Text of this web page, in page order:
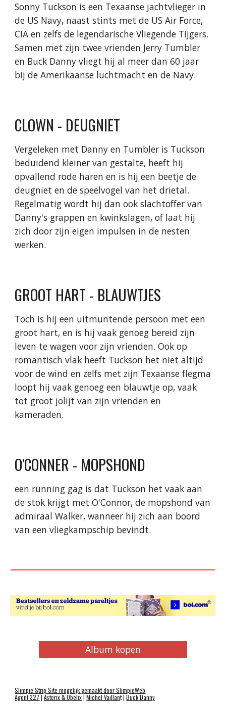
Sonny Tuckson is een Texaanse jachtvlieger in
de US Navy, naast stints met de US Air Force,
CIA en zelfs de legendarische Vliegende Tijgers.
Samen met zijn twee vrienden Jerry Tumbler
en Buck Danny vliegt hij al meer dan 60 jaar
bij de Amerikaanse luchtmacht en de Navy.
CLOWN - DEUGNIET
Vergeleken met Danny en Tumbler is Tuckson
beduidend kleiner van gestalte, heeft hij
opvallend rode haren en is hij een beetje de
deugniet en de speelvogel van het drietal.
Regelmatig wordt hij dan ook slachtoffer van
Danny's grappen en kwinkslagen, of laat hij
zich door zijn eigen impulsen in de nesten
werken.
GROOT HART - BLAUWTJES
Toch is hij een uitmuntende persoon met een
groot hart, en is hij vaak genoeg bereid zijn
leven te wagen voor zijn vrienden. Ook op
romantisch vlak heeft Tuckson het niet altijd
voor de wind en zelfs met zijn Texaanse flegma
loopt hij vaak genoeg een blauwtje op, vaak
tot groot jolijt van zijn vrienden en
kameraden.
O'CONNER - MOPSHOND
een running gag is dat Tuckson het vaak aan
de stok krijgt met O'Connor, de mopshond van
admiraal Walker, wanneer hij zich aan boord
van een vliegkampschip bevindt.
Album kopen
SlimpieStrip Site mogelijk gemaakt doorSlimpieWeb:
Agent 327 | Asterix & Obelix| Michel Vaillant | Buck Danny